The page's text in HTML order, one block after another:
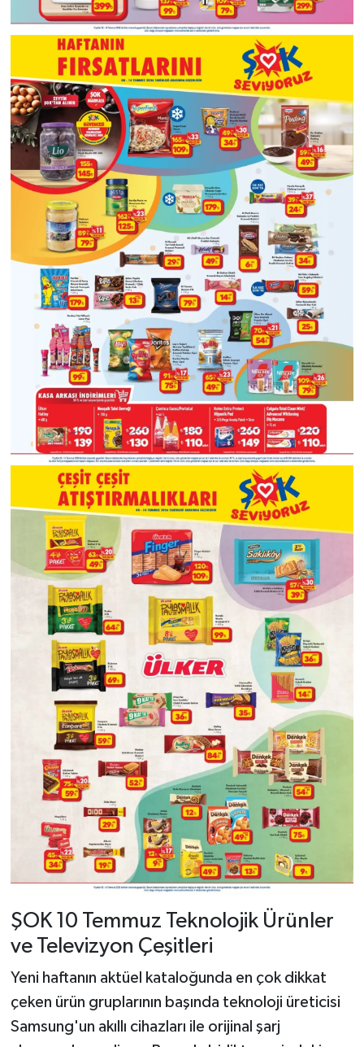
ŞOK 10 Temmuz Teknolojik Ürünler
ve Televizyon Çeşitleri
Yeni haftanın aktüel kataloğunda en çok dikkat
çeken ürün gruplarının başında teknoloji üreticisi
Samsung'un akıllı cihazları ile orijinal şarj